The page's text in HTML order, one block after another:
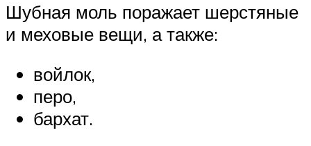
Шубная моль поражает шерстяные
и меховые вещи, а также:
войлок,
перо,
бархат.